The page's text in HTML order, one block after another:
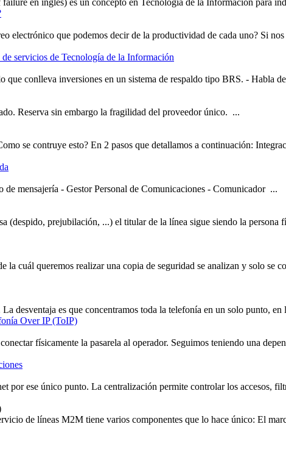
en inglés) es un concepto en Tecnología de la Información para
electrónico que podemos decir de la productividad de cada uno? Si
servicios de Tecnología de la Información
que conlleva inversiones en un sistema de respaldo tipo BRS. - Habla
Reserva sin embargo la fragilidad del proveedorúnico. ...
se contruye esto? En 2 pasos que detallamos a continuación:
de mensajería - Gestor Personal de Comunicaciones - Comunicador ...
(despido, prejubilación, ...) el titular de la línea sigue siendo la persona
la cuál queremos realizar una copia de seguridad se analizan y solo se
desventaja es que concentramos toda la telefonía en un solo punto,
Over IP (ToIP)
físicamente la pasarela al operador. Seguimos teniendo una
por ese único punto. La centralización permite controlar los accesos,
de líneas M2M tiene varios componentes que lo hace único: El